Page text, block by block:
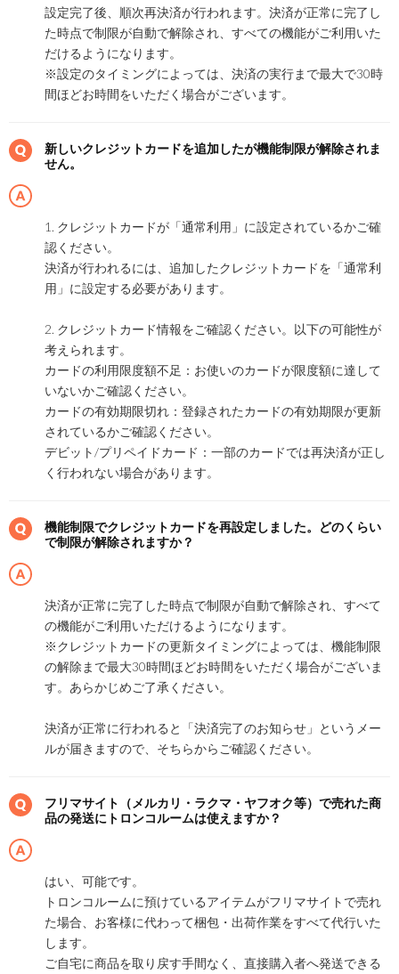
設定完了後、順次再決済が行われます。決済が正常に完了し
た時点で制限が自動で解除され、すべての機能がご利用いた
だけるようになります。
※設定のタイミングによっては、決済の実行まで最大で30時
間ほどお時間をいただく場合がございます。
新しいクレジットカードを追加したが機能制限が解除されま
せん。
1. クレジットカードが「通常利用」に設定されているかご確
認ください。
決済が行われるには、追加したクレジットカードを「通常利
用」に設定する必要があります。
2. クレジットカード情報をご確認ください。以下の可能性が
考えられます。
カードの利用限度額不足：お使いのカードが限度額に達して
いないかご確認ください。
カードの有効期限切れ：登録されたカードの有効期限が更新
されているかご確認ください。
デビット/プリペイドカード：一部のカードでは再決済が正し
く行われない場合があります。
機能制限でクレジットカードを再設定しました。どのくらい
で制限が解除されますか？
決済が正常に完了した時点で制限が自動で解除され、すべて
の機能がご利用いただけるようになります。
※クレジットカードの更新タイミングによっては、機能制限
の解除まで最大30時間ほどお時間をいただく場合がございま
す。あらかじめご了承ください。
決済が正常に行われると「決済完了のお知らせ」というメー
ルが届きますので、そちらからご確認ください。
フリマサイト（メルカリ・ラクマ・ヤフオク等）で売れた商
品の発送にトロンコルームは使えますか？
はい、可能です。
トロンコルームに預けているアイテムがフリマサイトで売れ
た場合、お客様に代わって梱包・出荷作業をすべて代行いた
します。
ご自宅に商品を取り戻す手間なく、直接購入者へ発送できる